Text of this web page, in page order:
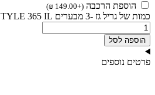
הוספת הרכבה (
+
149.00
₪
)
כמות של גריל גז -3 מבערים FREESTYLE 365 IL עם כירת צד
הוספה לסל
פרטים נוספים